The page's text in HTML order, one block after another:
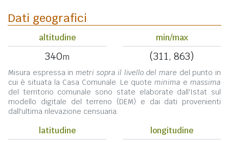
Dati geografici
altitudine
340m
min/max
(311, 863)
Misura espressa in metri sopra il livello del mare del punto in
cui è situata la Casa Comunale. Le quote minima e massima
del territorio comunale sono state elaborate dall'Istat sul
modello digitale del terreno (DEM) e dai dati provenienti
dall'ultima rilevazione censuaria.
latitudine longitudine